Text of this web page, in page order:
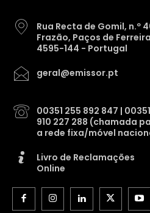
Rua Recta de Gomil, n.º
Frazão, Paços de Ferreira
4595-144 - Portugal
geral@emissor.pt
00351 255 892 847 | 00351
910 227 288 (chamada
a rede fixa/móvel
Livro de Reclamações
Online